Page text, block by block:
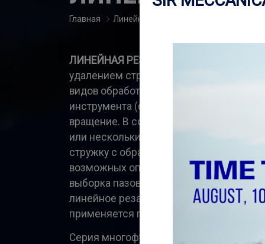
Главная Линейная резка
ЛИНЕЙНАЯ РЕЗКА
удалением стружки, охватывающий
видов обработки. Он основан на
инструмента (фрезы или отрезного
вращение. В сочетании с
или нескольким осям что позволяет
стружку с обрабатываемой
возможных операций — торцевание,
выборка пазов и направляющих,
линейное резание не ограничено
применяется повсеместно в сфере
Серия многофункциональных станков